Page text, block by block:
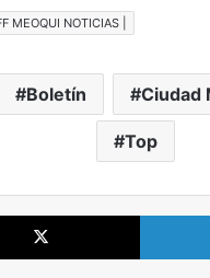
MEOQUI NOTICIAS |
Boletín Ciudad
Top
X